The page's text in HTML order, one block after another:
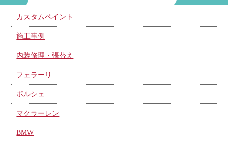
カスタムペイント
施工事例
内装修理・張替え
フェラーリ
ポルシェ
マクラーレン
BMW